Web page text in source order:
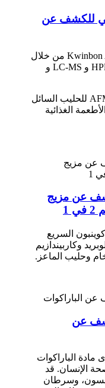
للكشف عن
تُستخدم أعمدة Kwinbon Aflatoxin M1 من خلال
دمجها مع مجموعة اختبار HPLC و LC-MS و
يمكن إجراء اختبار كمي لـ AFM1 للحليب السائل
الغذائية
عن مزيج
1
السريع
وكاربيندازيم
وحليب الماعز.
عن
دولة أخرى مادة الباراكوات
الإنسان. قد
وسرطان